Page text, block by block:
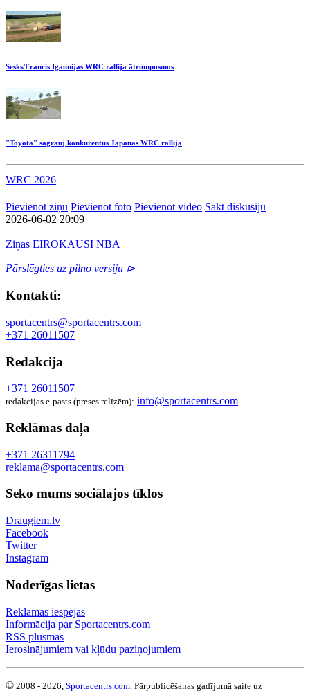
Sesks/Francis Igaunijas WRC rallija ātrumposmos
"Toyota" sagrauj konkurentus Japānas WRC rallijā
WRC 2026
Pievienot ziņu Pievienot foto Pievienot video Sākt diskusiju
2026-06-02 20:09
Ziņas EIROKAUSI NBA
Pārslēgties uz pilno versiju ⊳
Kontakti:
sportacentrs@sportacentrs.com
+371 26011507
Redakcija
+371 26011507
redakcijas e-pasts (preses relīzēm): info@sportacentrs.com
Reklāmas daļa
+371 26311794
reklama@sportacentrs.com
Seko mums sociālajos tīklos
Draugiem.lv
Facebook
Twitter
Instagram
Noderīgas lietas
Reklāmas iespējas
Informācija par Sportacentrs.com
RSS plūsmas
Ierosinājumiem vai kļūdu paziņojumiem
© 2008 - 2026, Sportacentrs.com . Pārpublicēšanas gadījumā saite uz